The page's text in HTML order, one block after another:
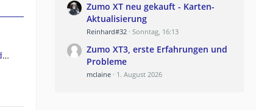
GPSMap 66ST Kartendateien Zuordnen
Zumo XT neu gekauft - Karten-
Aktualisierung
Reinhard#32 Sonntag, 16:13
Zumo XT3, erste Erfahrungen und
Probleme
mclaine 1. August 2026